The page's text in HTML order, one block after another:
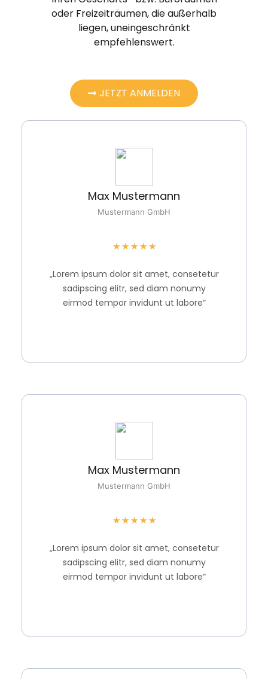
oder Freizeiträumen, die außerhalb
liegen, uneingeschränkt
empfehlenswert.
JETZT ANMELDEN
Max Mustermann
Mustermann GmbH
★ ★ ★ ★ ★
„Lorem ipsum dolor sit amet, consetetur
sadipscing elitr, sed diam nonumy
eirmod tempor invidunt ut labore“
Max Mustermann
Mustermann GmbH
★ ★ ★ ★ ★
„Lorem ipsum dolor sit amet, consetetur
sadipscing elitr, sed diam nonumy
eirmod tempor invidunt ut labore“